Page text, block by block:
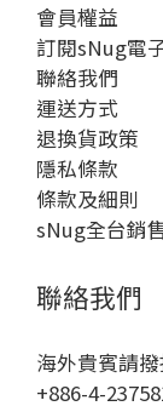
會員權益
訂閱sNug電
聯絡我們
運送方式
退換貨政策
隱私條款
條款及細則
sNug全台銷
聯絡我們
海外貴賓請撥
+886-4-